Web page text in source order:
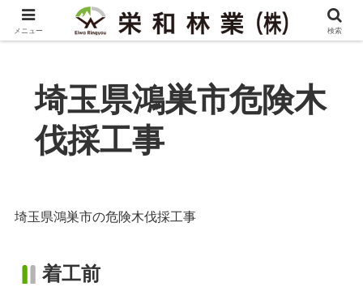
埼玉県鴻巣市危険木
伐採工事
埼玉県鴻巣市の危険木伐採工事
着工前
メニュー 検索